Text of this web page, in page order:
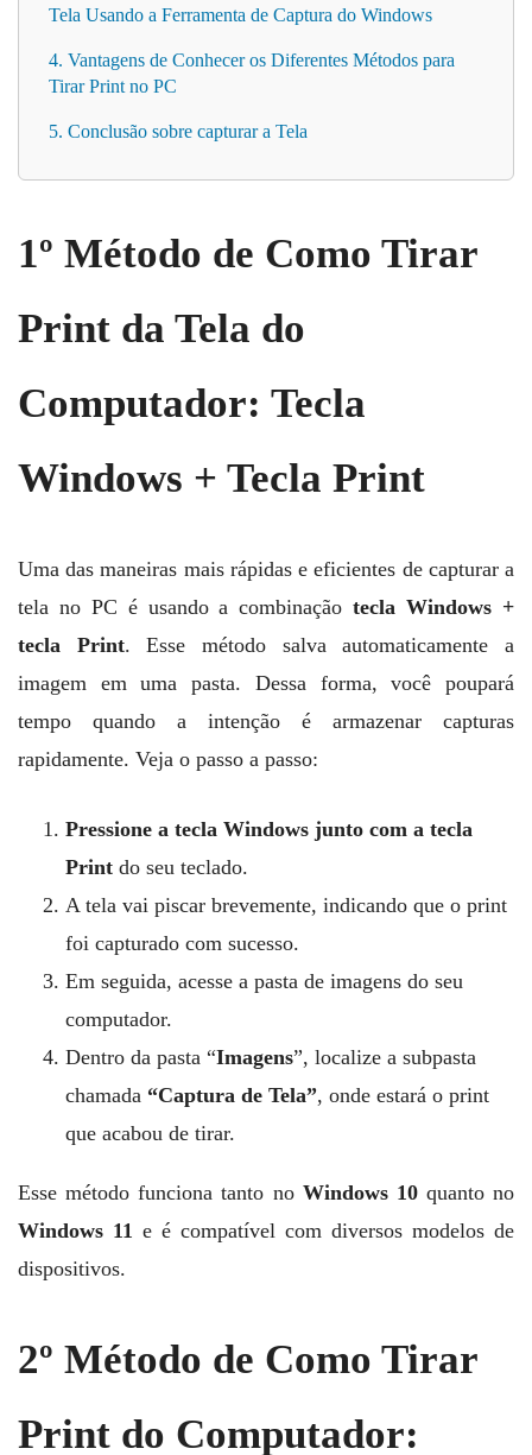
Tela Usando a Ferramenta de Captura do Windows
4. Vantagens de Conhecer os Diferentes Métodos para
Tirar Print no PC
5. Conclusão sobre capturar a Tela
1º Método de Como Tirar
Print da Tela do
Computador: Tecla
Windows + Tecla Print
Uma das maneiras mais rápidas e eficientes de capturar a
tela no PC é usando a combinaçãotecla Windows +
tecla Print. Esse método salva automaticamente a
imagem em uma pasta. Dessa forma, você poupará
tempo quando a intenção é armazenar capturas
rapidamente. Veja o passo a passo:
Pressione a tecla Windows junto com a tecla
Print do seu teclado.
A tela vai piscar brevemente, indicando que o print
foi capturado com sucesso.
Em seguida, acesse a pasta de imagens do seu
computador.
Dentro da pasta “Imagens”, localize a subpasta
chamada “Captura de Tela”, onde estará o print
que acabou de tirar.
Esse método funciona tanto no Windows 10quanto no
Windows 11 e é compatível com diversos modelos de
dispositivos.
2º Método de Como Tirar
Print do Computador: